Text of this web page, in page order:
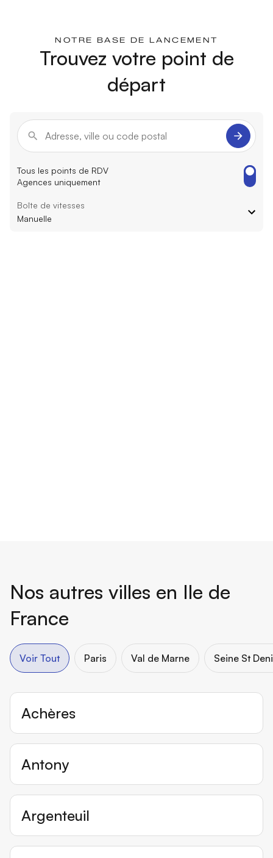
NOTRE BASE DE LANCEMENT
Trouvez votre point de
départ
Tous les points de RDV
Agences uniquement
Boîte de vitesses
Manuelle
Horaires de renseignements
Horaires de renseignements
Nos autres villes en Ile de
France
Voir Tout Paris Val de Marne Seine St
Achères
Antony
Argenteuil